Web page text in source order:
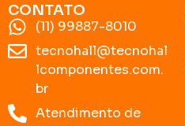
CONTATO
(11) 99887-8010
tecnohall@tecnohal
lcomponentes.com.
br
Atendimento de